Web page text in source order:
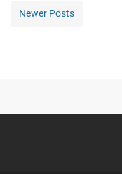
Newer Posts